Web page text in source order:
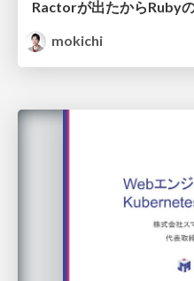
Ractorが出たからRuby
mokichi